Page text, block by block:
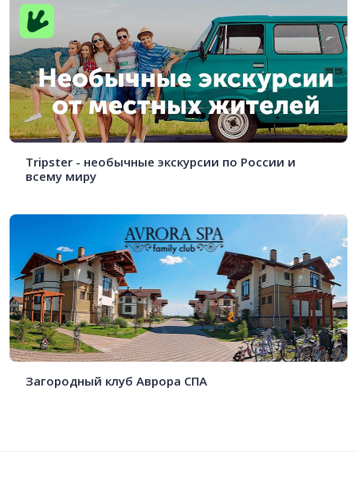
Tripster - необычные экскурсии по России и
всему миру
Загородный клуб Аврора СПА